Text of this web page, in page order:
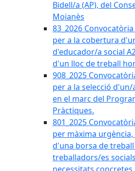
Bidell/a (AP), del
Moianès
83_2026
per a la cobertura
d'educador/a social
d'un lloc de treball
908_2025
per a la selecció
en el marc del
Pràctiques.
801_2025
per màxima
d'una borsa de
treballadors/es